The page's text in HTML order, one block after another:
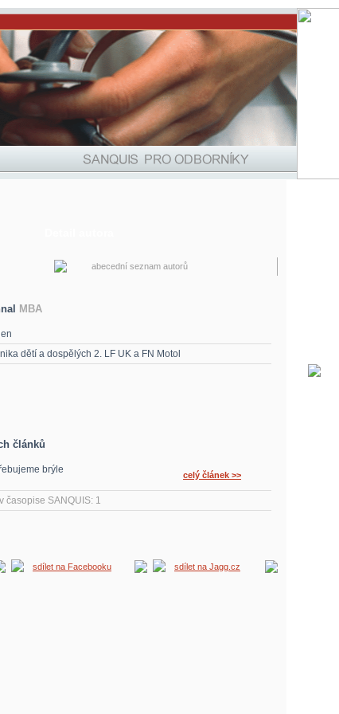
abecední seznam autorů
MBA
dětí a dospělých 2. LF UK a FN Motol
článků
brýle
celý článek >>
časopise SANQUIS: 1
sdílet na Facebooku sdílet na Jagg.cz